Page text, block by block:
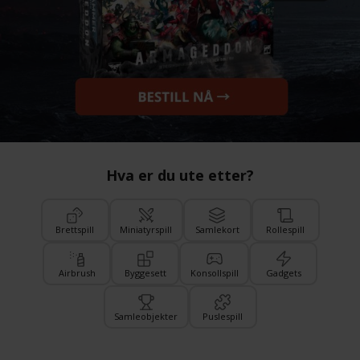
Hva er du ute etter?
Brettspill Miniatyrspill Samlekort Rollespill
Airbrush Byggesett Konsollspill Gadgets
Samleobjekter Puslespill